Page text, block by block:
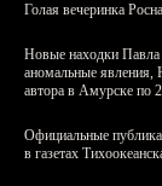
Голая вечеринка
Новые находки Павла
аномальные явления,
автора в Амурске по
Официальные
в газетах